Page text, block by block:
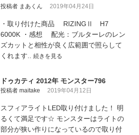
投稿者 まあくん 2019年04月24日
・取り付けた商品 RIZINGⅡ H7
6000K ・感想 配光：ブルターレのレン
ズカットと相性が良く広範囲で照らして
くれます.. 続きを見る
ドゥカティ 2012年 モンスター796
投稿者 maitake 2019年04月12日
スフィアライトLED取り付けました！ 明
るくて満足です☆ モンスターはライトの
部分が狭い作りになっているので取り付